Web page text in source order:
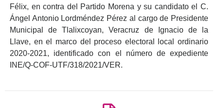
Félix, en contra del Partido Morena y su candidato el C.
Ángel Antonio Lordméndez Pérez al cargo de Presidente
Municipal de Tlalixcoyan, Veracruz de Ignacio de la
Llave, en el marco del proceso electoral local ordinario
2020-2021, identificado con el número de expediente
INE/Q-COF-UTF/318/2021/VER.